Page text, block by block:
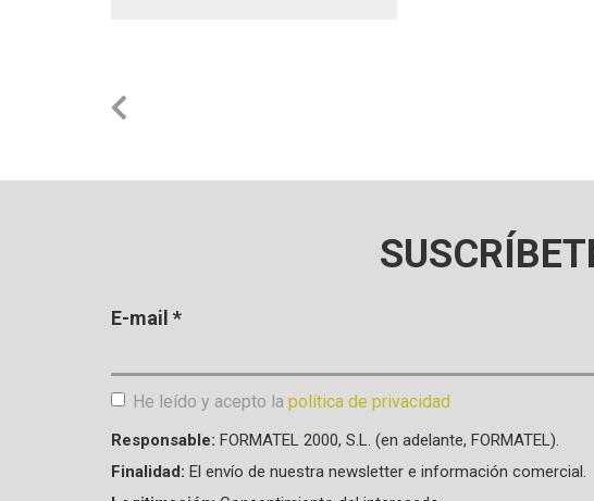
E-mail *
He leído y acepto la política de privacidad
Aceptación de condiciones
Responsable: FORMATEL 2000, S.L. (en adelante, FORMATEL).
Finalidad: El envío de nuestra newsletter e información comercial.